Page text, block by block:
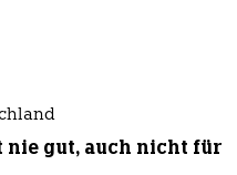
nie gut, auch nicht für